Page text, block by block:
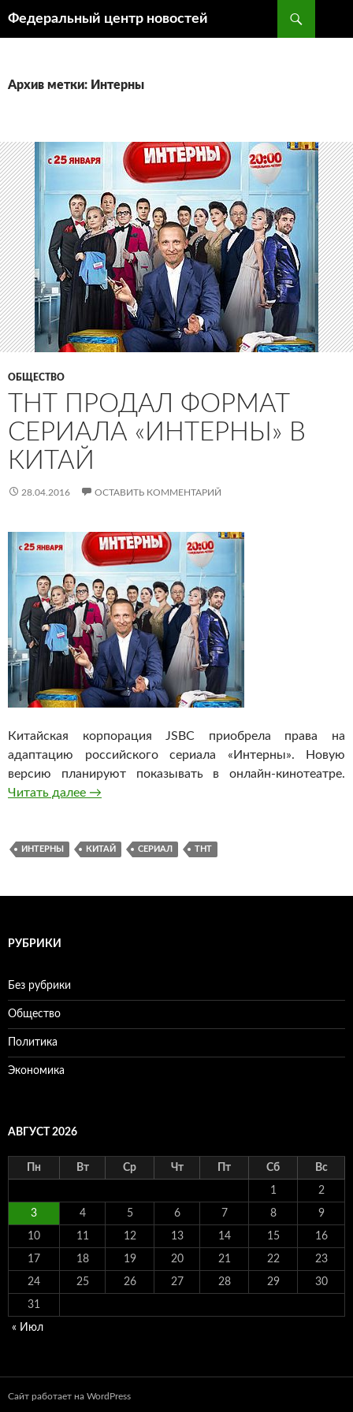
Федеральный центр новостей
Архив метки: Интерны
ОБЩЕСТВО
ТНТ ПРОДАЛ ФОРМАТ
СЕРИАЛА «ИНТЕРНЫ» В
КИТАЙ
28.04.2016 ОСТАВИТЬ КОММЕНТАРИЙ
Китайская корпорация JSBC приобрела права на
адаптацию российского сериала «Интерны». Новую
версию планируют показывать в онлайн-кинотеатре.
Читать далее ТНТ продал формат сериала «Интерны» в
→
ИНТЕРНЫ КИТАЙ СЕРИАЛ ТНТ
РУБРИКИ
Без рубрики
Общество
Политика
Экономика
АВГУСТ 2026
Пн Вт Ср Чт Пт Сб Вс
1 2
3 4 5 6 7 8 9
10 11 12 13 14 15 16
17 18 19 20 21 22 23
24 25 26 27 28 29 30
31
« Июл
Сайт работает на WordPress